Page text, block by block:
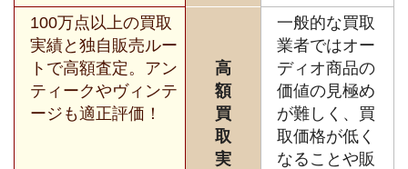
100万点以上の買取
実績と独自販売ルー
トで高額査定。アン
ティークやヴィンテ
ージも適正評価！
高
額
買
取
実
一般的な買取
業者ではオー
ディオ商品の
価値の見極め
が難しく、買
取価格が低く
なることや販